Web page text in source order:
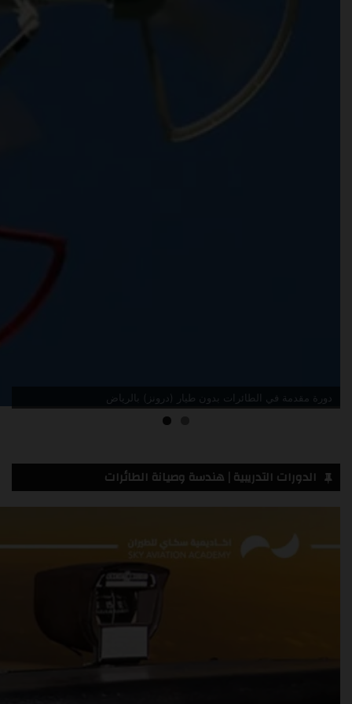
دورة مقدمة في الطائرات بدون طيار (درونز) جدة
الدورات التدريبية | هندسة وصيانة الطائرات